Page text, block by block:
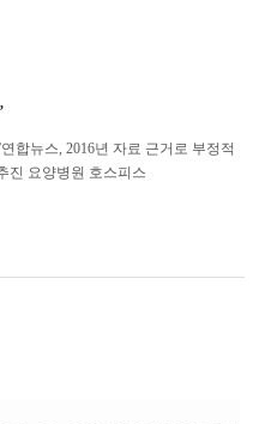
합뉴스, 2016년 자료 근거로 부정적
진 요양병원 호스피스
에 결코 뒤지지 않는다는 �...